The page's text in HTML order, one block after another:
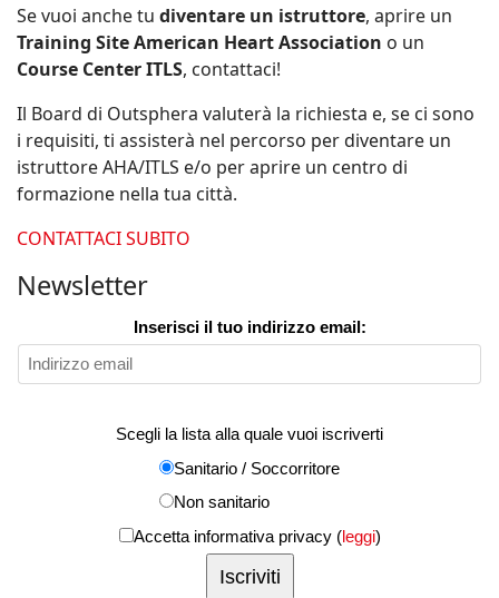
Se vuoi anche tu diventare un istruttore, aprire un
Training Site American Heart Association o un
Course Center ITLS, contattaci!
Il Board di Outsphera valuterà la richiesta e, se ci sono
i requisiti, ti assisterà nel percorso per diventare un
istruttore AHA/ITLS e/o per aprire un centro di
formazione nella tua città.
CONTATTACI SUBITO
Newsletter
Inserisci il tuo indirizzo email:
Scegli la lista alla quale vuoi iscriverti
Sanitario / Soccorritore
Non sanitario
Accetta informativa privacy (leggi)